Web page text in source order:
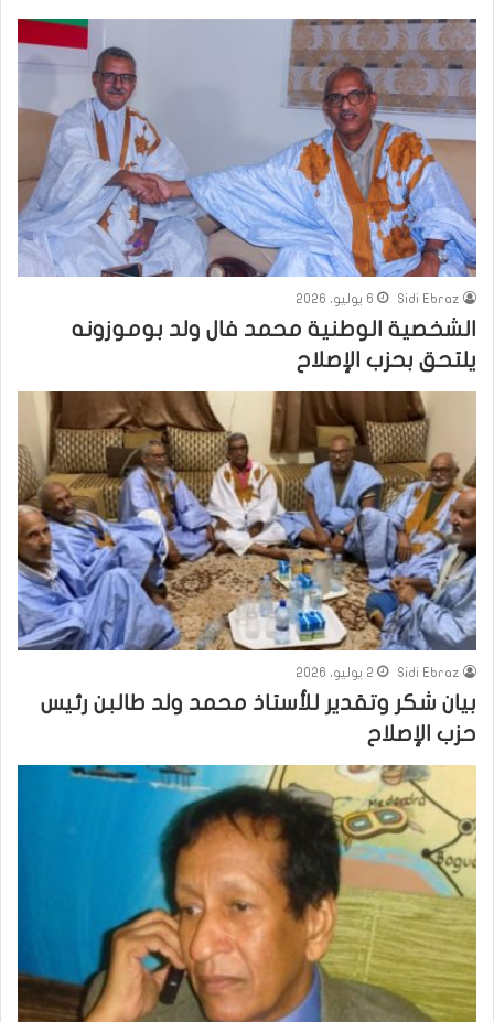
Sidi Ebraz 6 يوليو، 2026
الشخصية الوطنية محمد فال ولد بوموزونه
يلتحق بحزب الإصلاح
Sidi Ebraz 2 يوليو، 2026
بيان شكر وتقدير للأستاذ محمد ولد طالبن رئيس
حزب الإصلاح